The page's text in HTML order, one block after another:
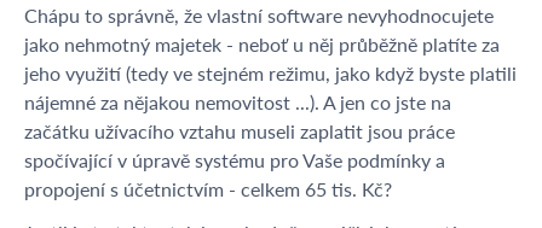
Chápu to správně, že vlastní software nevyhodnocujete
jako nehmotný majetek - neboť u něj průběžně platíte za
jeho využití (tedy ve stejném režimu, jako když byste platili
nájemné za nějakou nemovitost ...). A jen co jste na
začátku užívacího vztahu museli zaplatit jsou práce
spočívající v úpravě systému pro Vaše podmínky a
propojení s účetnictvím - celkem 65 tis. Kč?